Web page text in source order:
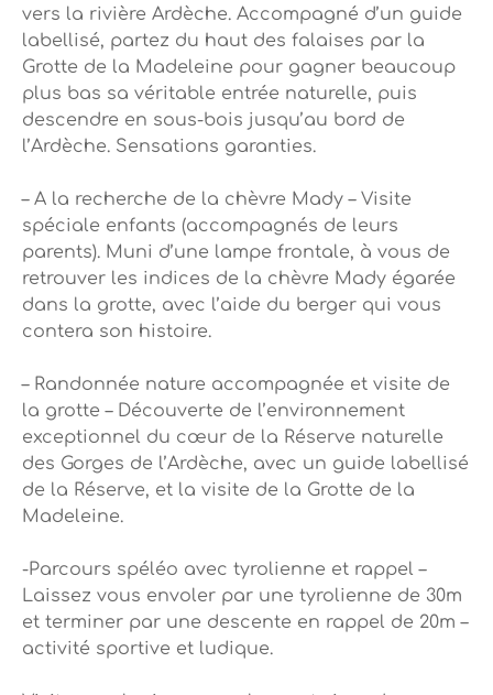
vers la rivière Ardèche. Accompagné d’un guide
labellisé, partez du haut des falaises par la
Grotte de la Madeleine pour gagner beaucoup
plus bas sa véritable entrée naturelle, puis
descendre en sous-bois jusqu’au bord de
l’Ardèche. Sensations garanties.
– A la recherche de la chèvre Mady – Visite
spéciale enfants (accompagnés de leurs
parents). Muni d’une lampe frontale, à vous de
retrouver les indices de la chèvre Mady égarée
dans la grotte, avec l’aide du berger qui vous
contera son histoire.
– Randonnée nature accompagnée et visite de
la grotte – Découverte de l’environnement
exceptionnel du cœur de la Réserve naturelle
des Gorges de l’Ardèche, avec un guide labellisé
de la Réserve, et la visite de la Grotte de la
Madeleine.
-Parcours spéléo avec tyrolienne et rappel –
Laissez vous envoler par une tyrolienne de 30m
et terminer par une descente en rappel de 20m –
activité sportive et ludique.